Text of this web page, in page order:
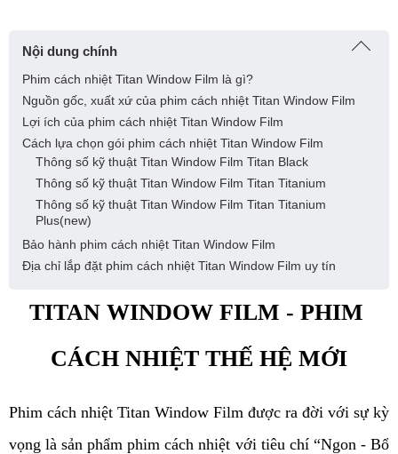
Nội dung chính
Phim cách nhiệt Titan Window Film là gì?
Nguồn gốc, xuất xứ của phim cách nhiệt Titan Window Film
Lợi ích của phim cách nhiệt Titan Window Film
Cách lựa chọn gói phim cách nhiệt Titan Window Film
Thông số kỹ thuật Titan Window Film Titan Black
Thông số kỹ thuật Titan Window Film Titan Titanium
Thông số kỹ thuật Titan Window Film Titan Titanium
Plus(new)
Bảo hành phim cách nhiệt Titan Window Film
Địa chỉ lắp đặt phim cách nhiệt Titan Window Film uy tín
TITAN WINDOW FILM - PHIM
CÁCH NHIỆT THẾ HỆ MỚI
Phim cách nhiệt Titan Window Film được ra đời với sự kỳ
vọng là sản phẩm phim cách nhiệt với tiêu chí “Ngon - Bổ